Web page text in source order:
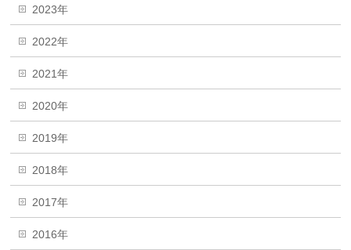
2023年
2022年
2021年
2020年
2019年
2018年
2017年
2016年